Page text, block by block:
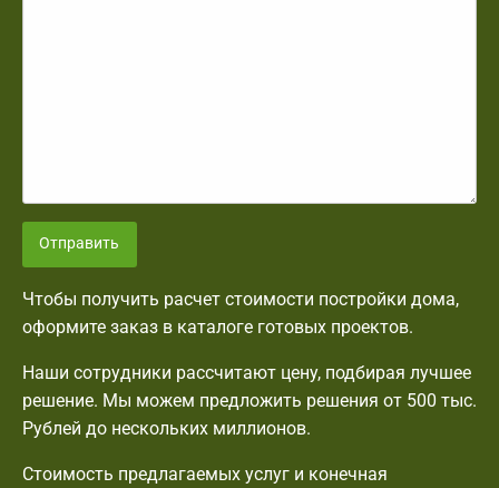
Отправить
Чтобы получить расчет стоимости постройки дома,
оформите заказ в каталоге готовых проектов.
Наши сотрудники рассчитают цену, подбирая лучшее
решение. Мы можем предложить решения от 500 тыс.
Рублей до нескольких миллионов.
Стоимость предлагаемых услуг и конечная